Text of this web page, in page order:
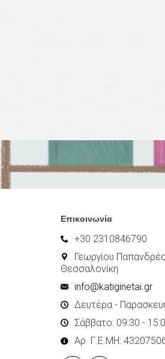
Επικοινωνία
+30 2310846790
Γεωργίου
Θεσσαλονίκη
info@katiginetai.gr
Δευτέρα -
Σάββατο: 09:30 -
Αρ. Γ.Ε.ΜΗ: